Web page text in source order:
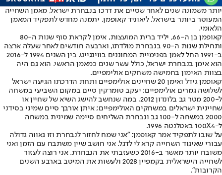
יותר משמונה שנים לאחר שסיים את דרכו בנבחרת ישראל, מאמן השחייה
המעוטר ביותר בישראל, ליאוניד קאופמן, יתמנה מחדש לתפקיד המאמן
הלאומי.
קאופמן בן ה-66, יליד ברית המועצות, אימן לקראת סוף שנות ה-80
ותחילת שנות ה-90 בנבחרת מולדתו, וארבעה חודשים לאחר שעלה ארצה
ב-1991 החל לאמן בפנימיית המחוננים בווינגייט. בין השנים 1994 ל-2016
הוא אימן בנבחרת ישראל, כולל עשר שנים כמאמן הראשי. הוא גם היה
בצוות האימון בחמישה משחקים אולימפיים.
קאופמן גידל ואימן 20 שחיינים אולימפיים ותחת הדרכתו הגיעה ישראל
לשלושה גמרים אולימפיים: יעקב טומרקין סיים במקום השביעי במשחה
ל-200 מטר גב בלונדון 2012, במה שנחשב להישג השיא של שחיין או
שחיינית ישראלים במשחקים האולימפיים; איתן אורבך סיים שמיני בסידני
2000 במשחה ל-100 גב ונבחרת השליחים סיימה שמינית במשחה
ל-100X4 באטלנטה 1996.
על שובו לתפקיד אמר קאופמן: "אני שמח לחזור לנבחרת וזו גאווה גדולה
עבורי שאיגוד השחייה קרא לי לדגל. אני חושב שיין משתבח עם הזמן ואני
משובח יותר מאשר ב-2016 כשעזבתי את הנבחרת. אני רוצה לעזור
לשחייה הישראלית בקמפיין 2028 ולעשות את המיטב בארבע השנים
הקרובות".